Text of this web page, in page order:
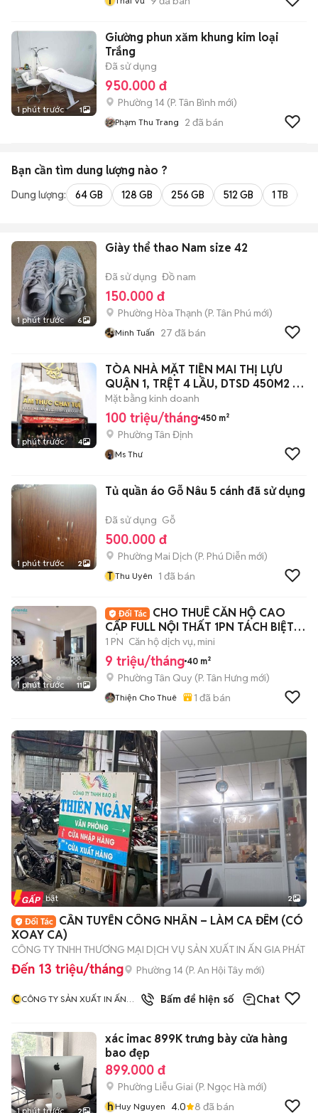
1 phút trước 1
Giường phun xăm khung kim loại
Trắng
Đã sử dụng
950.000 đ
Phường 14 (P. Tân Bình mới)
Phạm Thu Trang 2 đã bán
Bạn cần tìm dung lượng nào ?
Dung lượng: 64 GB 128 GB 256 GB 512 GB 1 TB
1 phút trước 6
Giày thể thao Nam size 42
Đã sử dụng Đồ nam
150.000 đ
Phường Hòa Thạnh (P. Tân Phú mới)
Minh Tuấn 27 đã bán
1 phút trước 4
TÒA NHÀ MẶT TIỀN MAI THỊ LỰU
QUẬN 1, TRỆT 4 LẦU, DTSD 450M2 -
100TR
Mặt bằng kinh doanh
100 triệu/tháng 450 m²
Phường Tân Định
Ms Thư
1 phút trước 2
Tủ quần áo Gỗ Nâu 5 cánh đã sử dụng
Đã sử dụng Gỗ
500.000 đ
Phường Mai Dịch (P. Phú Diễn mới)
T Thu Uyên 1 đã bán
1 phút trước 11
CHO THUÊ CĂN HỘ CAO
CẤP FULL NỘI THẤT 1PN TÁCH BIỆT
SÁT LOTTE MART Q7
1 PN Căn hộ dịch vụ, mini
9 triệu/tháng 40 m²
Phường Tân Quy (P. Tân Hưng mới)
Thiện Cho Thuê 1 đã bán
Tin nổi bật 2
CẦN TUYỂN CÔNG NHÂN – LÀM CA ĐÊM (CÓ
XOAY CA)
CÔNG TY TNHH THƯƠNG MẠI DỊCH VỤ SẢN XUẤT IN ẤN GIA PHÁT
Đến 13 triệu/tháng Phường 14 (P. An Hội Tây mới)
CCÔNG TY SẢN XUẤT IN ẤN
Bấm để hiện số Chat
1 phút trước 2
xác imac 899K trưng bày cửa hàng
bao đẹp
899.000 đ
Phường Liễu Giai (P. Ngọc Hà mới)
hHuy Nguyen 4.0 8 đã bán